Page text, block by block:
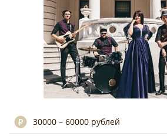
30000 – 60000 рублей